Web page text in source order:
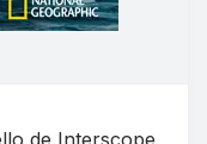
de Interscope